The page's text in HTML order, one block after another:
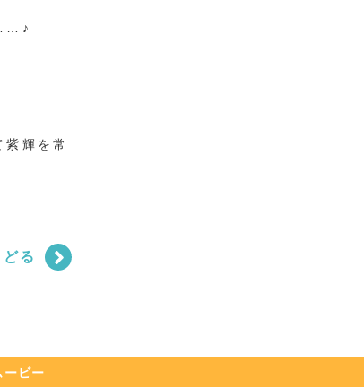
輝を常
る
ービー